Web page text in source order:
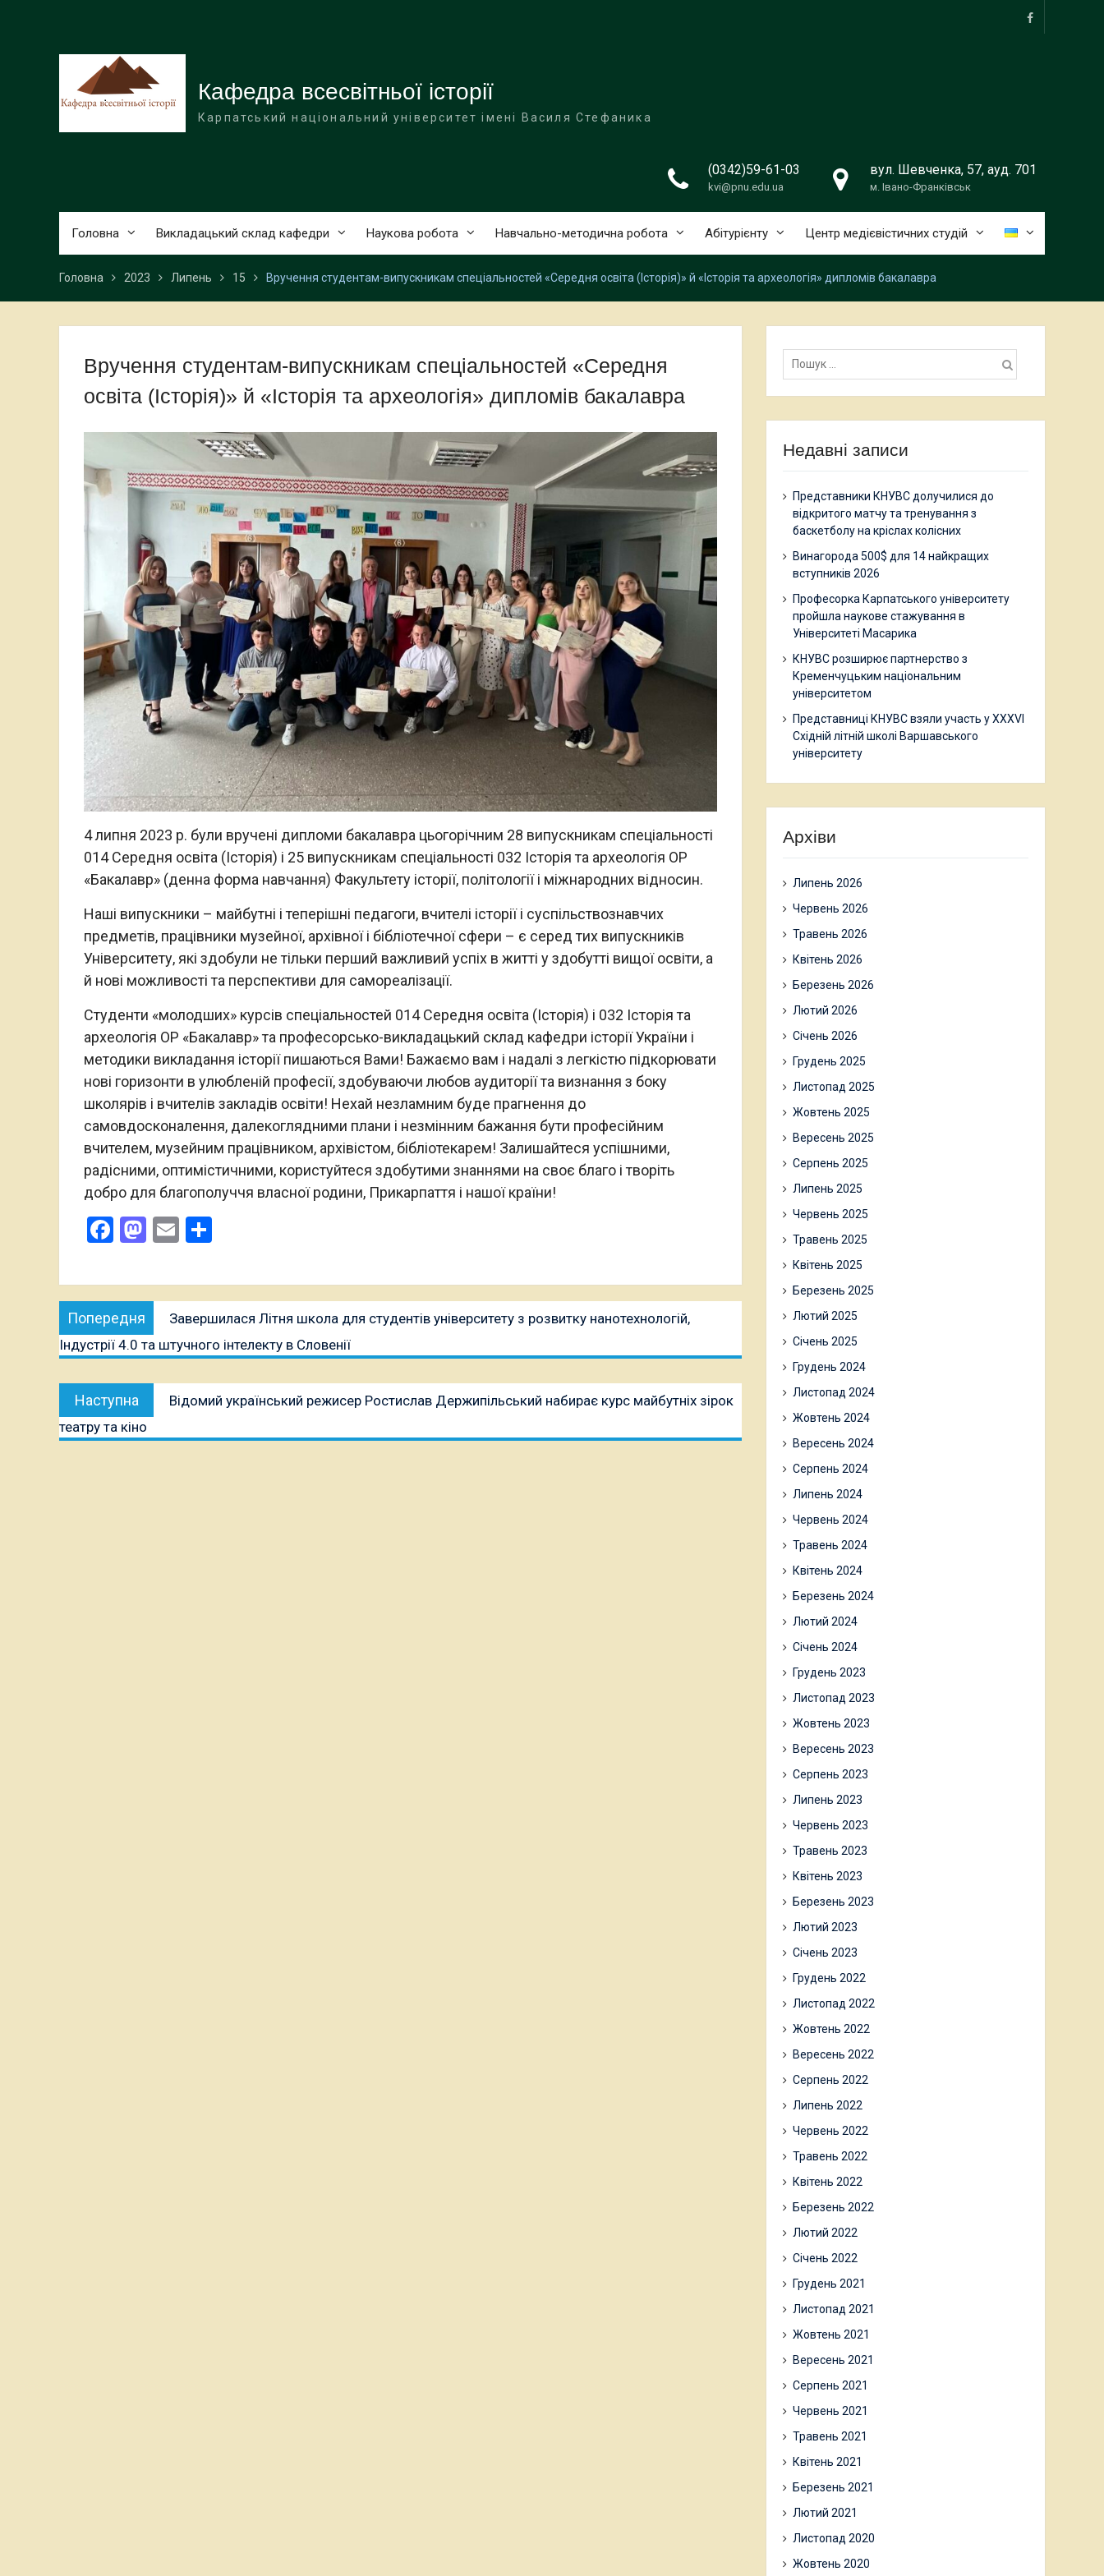
facebook
Кафедра всесвітньої історії
Карпатський національний університет імені Василя Стефаника
(0342)59-61-03
kvi@pnu.edu.ua
вул. Шевченка, 57, ауд. 701
м. Івано-Франківськ
Головна Викладацький склад кафедри Наукова робота Навчально-методична робота Абітурієнту Центр медієвістичних студій
Головна 2023 Липень 15 Вручення студентам-випускникам спеціальностей «Середня освіта (Історія)» й «Історія та археологія» дипломів бакалавра
Вручення студентам-випускникам спеціальностей «Середня
освіта (Історія)» й «Історія та археологія» дипломів бакалавра
4 липня 2023 р. були вручені дипломи бакалавра цьогорічним 28 випускникам спеціальності
014 Середня освіта (Історія) і 25 випускникам спеціальності 032 Історія та археологія ОР
«Бакалавр» (денна форма навчання) Факультету історії, політології і міжнародних відносин.
Наші випускники – майбутні і теперішні педагоги, вчителі історії і суспільствознавчих
предметів, працівники музейної, архівної і бібліотечної сфери – є серед тих випускників
Університету, які здобули не тільки перший важливий успіх в житті у здобутті вищої освіти, а
й нові можливості та перспективи для самореалізації.
Студенти «молодших» курсів спеціальностей 014 Середня освіта (Історія) і 032 Історія та
археологія ОР «Бакалавр» та професорсько-викладацький склад кафедри історії України і
методики викладання історії пишаються Вами! Бажаємо вам і надалі з легкістю підкорювати
нові горизонти в улюбленій професії, здобуваючи любов аудиторії та визнання з боку
школярів і вчителів закладів освіти! Нехай незламним буде прагнення до
самовдосконалення, далекоглядними плани і незмінним бажання бути професійним
вчителем, музейним працівником, архівістом, бібліотекарем! Залишайтеся успішними,
радісними, оптимістичними, користуйтеся здобутими знаннями на своє благо і творіть
добро для благополуччя власної родини, Прикарпаття і нашої країни!
Facebook
Mastodon
Email
Навігація
записів
Попередня
публікація:
Завершилася Літня школа для студентів університету з розвитку нанотехнологій,
Індустрії 4.0 та штучного інтелекту в Словенії
Наступна
публікація:
Відомий український режисер Ростислав Держипільський набирає курс майбутніх зірок
театру та кіно
Пошук:
Недавні записи
Представники КНУВС долучилися до
відкритого матчу та тренування з
баскетболу на кріслах колісних
Винагорода 500$ для 14 найкращих
вступників 2026
Професорка Карпатського університету
пройшла наукове стажування в
Університеті Масарика
КНУВС розширює партнерство з
Кременчуцьким національним
університетом
Представниці КНУВС взяли участь у XXXVI
Східній літній школі Варшавського
університету
Архіви
Липень 2026
Червень 2026
Травень 2026
Квітень 2026
Березень 2026
Лютий 2026
Січень 2026
Грудень 2025
Листопад 2025
Жовтень 2025
Вересень 2025
Серпень 2025
Липень 2025
Червень 2025
Травень 2025
Квітень 2025
Березень 2025
Лютий 2025
Січень 2025
Грудень 2024
Листопад 2024
Жовтень 2024
Вересень 2024
Серпень 2024
Липень 2024
Червень 2024
Травень 2024
Квітень 2024
Березень 2024
Лютий 2024
Січень 2024
Грудень 2023
Листопад 2023
Жовтень 2023
Вересень 2023
Серпень 2023
Липень 2023
Червень 2023
Травень 2023
Квітень 2023
Березень 2023
Лютий 2023
Січень 2023
Грудень 2022
Листопад 2022
Жовтень 2022
Вересень 2022
Серпень 2022
Липень 2022
Червень 2022
Травень 2022
Квітень 2022
Березень 2022
Лютий 2022
Січень 2022
Грудень 2021
Листопад 2021
Жовтень 2021
Вересень 2021
Серпень 2021
Червень 2021
Травень 2021
Квітень 2021
Березень 2021
Лютий 2021
Листопад 2020
Жовтень 2020